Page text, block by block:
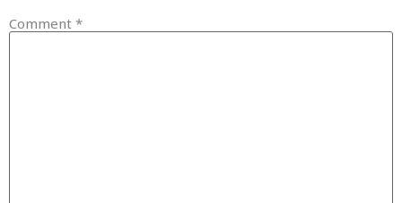
Comment *